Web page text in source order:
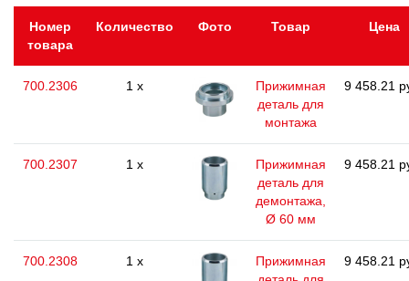
Номер
товара
Количество Фото Товар Цена
700.2306 1 x
Прижимная
деталь для
монтажа
9 458.21
700.2307 1 x
Прижимная
деталь для
демонтажа,
Ø 60 мм
9 458.21
700.2308 1 x
Прижимная
9 458.21